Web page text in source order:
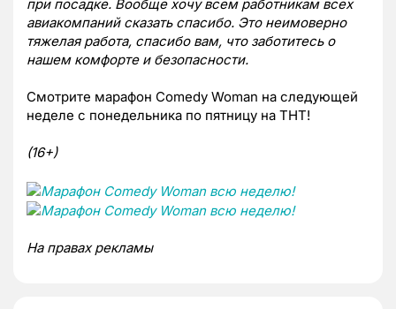
при посадке. Вообще хочу всем работникам всех
авиакомпаний сказать спасибо. Это неимоверно
тяжелая работа, спасибо вам, что заботитесь о
нашем комфорте и безопасности.
Смотрите марафон Comedy Woman на следующей
неделе с понедельника по пятницу на ТНТ!
(16+)
На правах рекламы